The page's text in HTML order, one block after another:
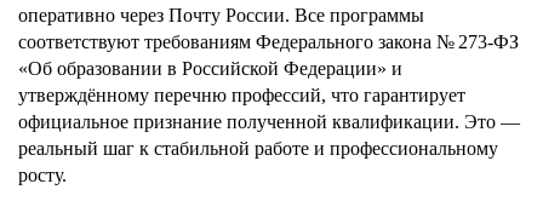
оперативно через Почту России. Все программы
соответствуют требованиям Федерального закона № 273-ФЗ
«Об образовании в Российской Федерации» и
утверждённому перечню профессий, что гарантирует
официальное признание полученной квалификации. Это —
реальный шаг к стабильной работе и профессиональному
росту.